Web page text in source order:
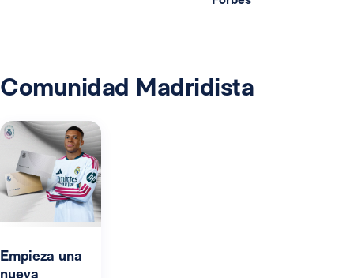
Comunidad Madridista
Empieza una
nueva